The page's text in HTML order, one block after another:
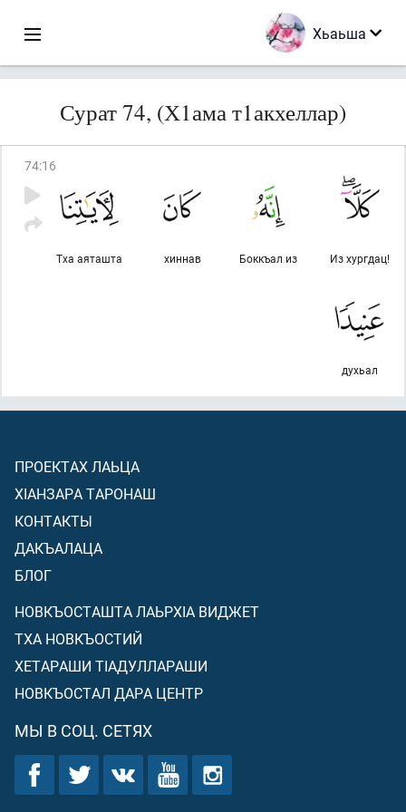
Хьаьша
Сурат 74, (Х1ама т1акхеллар)
74:16
Из хургдац!
Боккъал из
хиннав
Тха аяташта
духьал
ПРОЕКТАХ ЛАЬЦА
ХIАНЗАРА ТАРОНАШ
КОНТАКТЫ
ДАКЪАЛАЦА
БЛОГ
НОВКЪОСТАШТА ЛАЬРХIА ВИДЖЕТ
ТХА НОВКЪОСТИЙ
ХЕТАРАШИ ТIАДУЛЛАРАШИ
НОВКЪОСТАЛ ДАРА ЦЕНТР
МЫ В СОЦ. СЕТЯХ